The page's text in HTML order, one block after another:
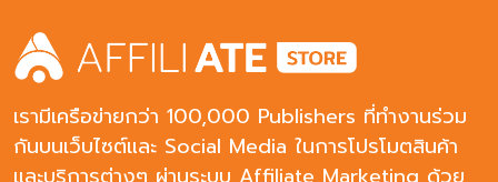
เรามีเครือข่ายกว่า 100,000 Publishers ที่ทำงานร่วม
กันบนเว็บไซต์และ Social Media ในการโปรโมตสินค้า